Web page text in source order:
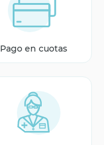
Pago en cuotas